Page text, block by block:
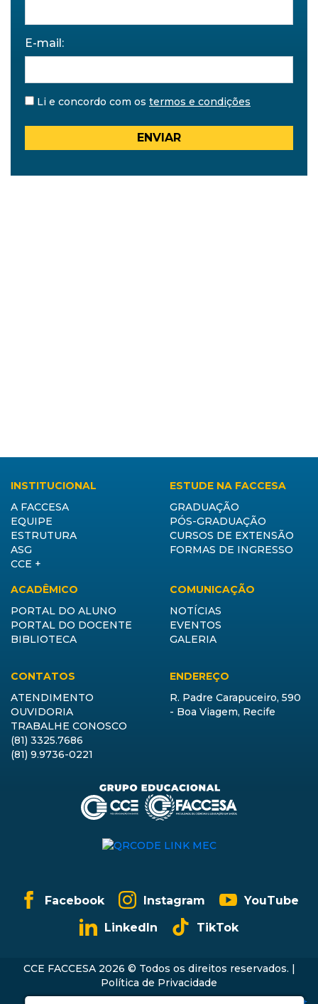
E-mail:
Li e concordo com os termos e condições
ENVIAR
INSTITUCIONAL
A FACCESA
EQUIPE
ESTRUTURA
ASG
CCE +
ESTUDE NA FACCESA
GRADUAÇÃO
PÓS-GRADUAÇÃO
CURSOS DE EXTENSÃO
FORMAS DE INGRESSO
ACADÊMICO
PORTAL DO ALUNO
PORTAL DO DOCENTE
BIBLIOTECA
COMUNICAÇÃO
NOTÍCIAS
EVENTOS
GALERIA
CONTATOS
ATENDIMENTO
OUVIDORIA
TRABALHE CONOSCO
(81) 3325.7686
(81) 9.9736-0221
ENDEREÇO
R. Padre Carapuceiro, 590
- Boa Viagem, Recife
Facebook Instagram
YouTube
LinkedIn
TikTok
CCE FACCESA 2026 © Todos os direitos reservados. |
Política de Privacidade